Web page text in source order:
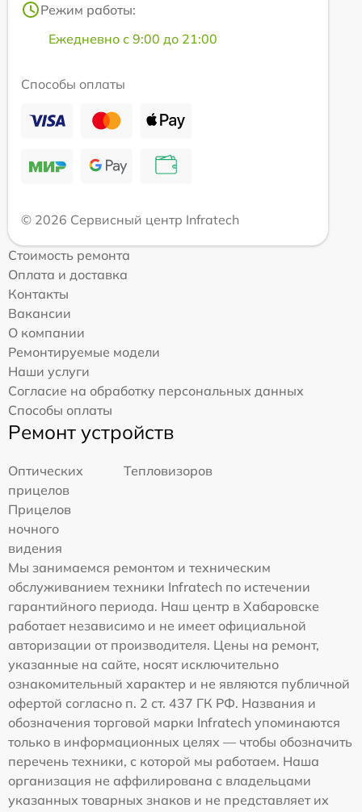
Режим работы:
Ежедневно с 9:00 до 21:00
Способы оплаты
© 2026 Сервисный центр Infratech
Стоимость ремонта
Оплата и доставка
Контакты
Вакансии
О компании
Ремонтируемые модели
Наши услуги
Согласие на обработку персональных данных
Способы оплаты
Ремонт устройств
Оптических
прицелов
Тепловизоров
Прицелов
ночного
видения
Мы занимаемся ремонтом и техническим
обслуживанием техники Infratech по истечении
гарантийного периода. Наш центр в Хабаровске
работает независимо и не имеет официальной
авторизации от производителя. Цены на ремонт,
указанные на сайте, носят исключительно
ознакомительный характер и не являются публичной
офертой согласно п. 2 ст. 437 ГК РФ. Названия и
обозначения торговой марки Infratech упоминаются
только в информационных целях — чтобы обозначить
перечень техники, с которой мы работаем. Наша
организация не аффилирована с владельцами
указанных товарных знаков и не представляет их